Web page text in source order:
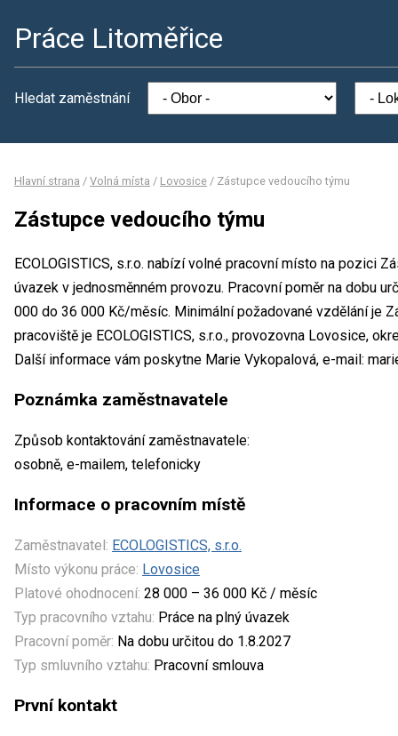
Práce Litoměřice
Hledat zaměstnání
Hlavní strana / Volná místa / Lovosice / Zástupce vedoucího týmu
Zástupce vedoucího týmu
ECOLOGISTICS, s.r.o. nabízí volné pracovní místo na pozici
úvazek v jednosměnném provozu. Pracovní poměr na dobu
000 do 36 000 Kč/měsíc. Minimální požadované vzdělání je
pracoviště je ECOLOGISTICS, s.r.o., provozovna Lovosice,
Další informace vám poskytne Marie Vykopalová, e-mail:
Poznámka zaměstnavatele
Způsob kontaktování zaměstnavatele:
osobně, e-mailem, telefonicky
Informace o pracovním místě
Zaměstnavatel: ECOLOGISTICS, s.r.o.
Místo výkonu práce: Lovosice
Platové ohodnocení: 28 000 – 36 000 Kč / měsíc
Typ pracovního vztahu: Práce na plný úvazek
Pracovní poměr: Na dobu určitou do 1.8.2027
Typ smluvního vztahu: Pracovní smlouva
První kontakt